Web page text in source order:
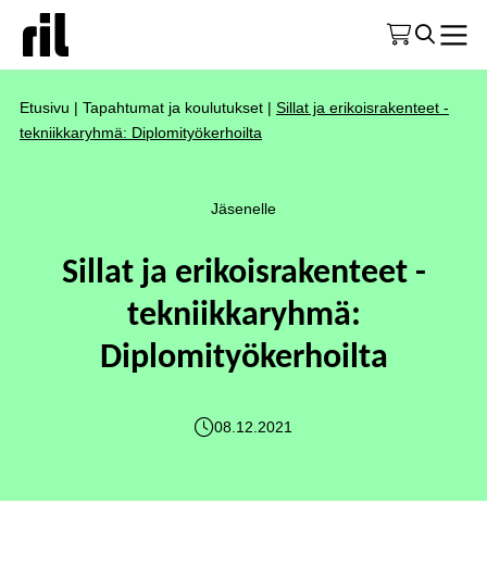
Etusivu | Tapahtumat ja koulutukset | Sillat ja erikoisrakenteet -
tekniikkaryhmä: Diplomityökerhoilta
Jäsenelle
Sillat ja erikoisrakenteet -
tekniikkaryhmä:
Diplomityökerhoilta
08.12.2021